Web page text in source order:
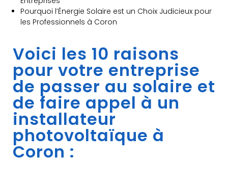
Pourquoi l’Énergie Solaire est un Choix Judicieux pour
les Professionnels à Coron
Voici les 10 raisons
pour votre entreprise
de passer au solaire et
de faire appel à un
installateur
photovoltaïque à
Coron :